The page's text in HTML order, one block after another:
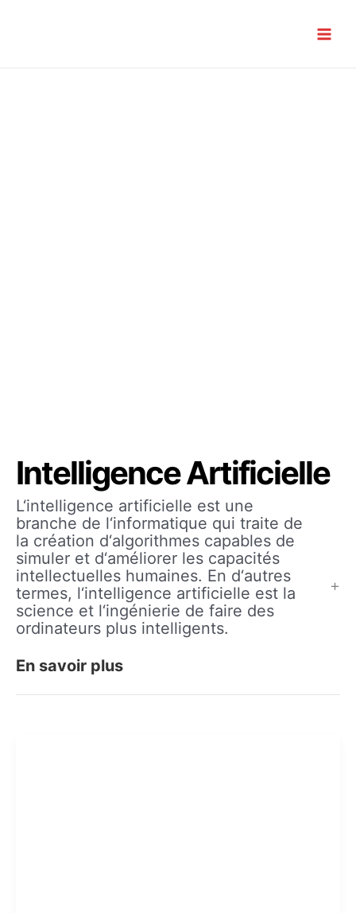
Main
Intelligence Artificielle
L‘intelligence artificielle est une
branche de l‘informatique qui traite de
la création d‘algorithmes capables de
simuler et d‘améliorer les capacités
intellectuelles humaines. En d‘autres
termes, l‘intelligence artificielle est la
science et l‘ingénierie de faire des
ordinateurs plus intelligents.
En savoir plus